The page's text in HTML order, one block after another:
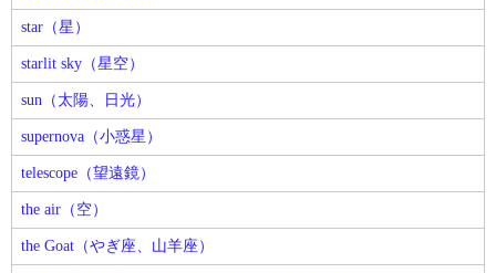
star（星）
starlit sky（星空）
sun（太陽、日光）
supernova（小惑星）
telescope（望遠鏡）
the air（空）
the Goat（やぎ座、山羊座）